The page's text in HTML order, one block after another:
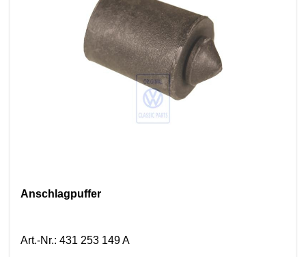
Anschlagpuffer
Art.-Nr.: 431 253 149 A